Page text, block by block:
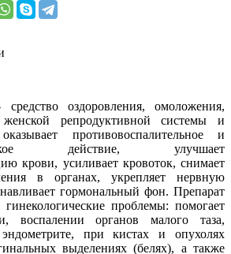
оздоровления, омоложения,
женской репродуктивной системы и
противовоспалительное и
действие, улучшает
крови, усиливает кровоток, снимает
в органах, укрепляет нервную
гормональный фон. Препарат
проблемы: помогает
воспалении органов малого таза,
эндометрите, при кистах и опухолях
выделениях (белях), а также